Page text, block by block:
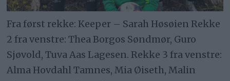
Fra først rekke: Keeper – Sarah Høsøien Rekke
2 fra venstre: Thea Borgos Søndmør, Guro
Sjøvold, Tuva Aas Lagesen. Rekke 3 fra venstre:
Alma Hovdahl Tamnes, Mia Øiseth, Malin